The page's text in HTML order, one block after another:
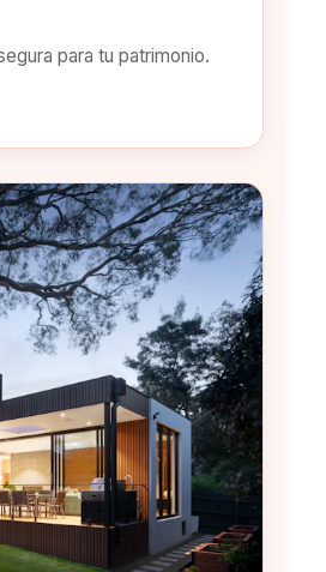
para tu patrimonio.